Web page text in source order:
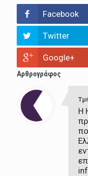
Facebook
Twitter
Google+
Αρθρογράφος
Η